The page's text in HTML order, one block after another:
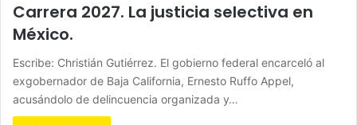
Carrera 2027. La justicia selectiva en
México.
Escribe: Christián Gutiérrez. El gobierno federal encarceló al
exgobernador de Baja California, Ernesto Ruffo Appel,
acusándolo de delincuencia organizada y…